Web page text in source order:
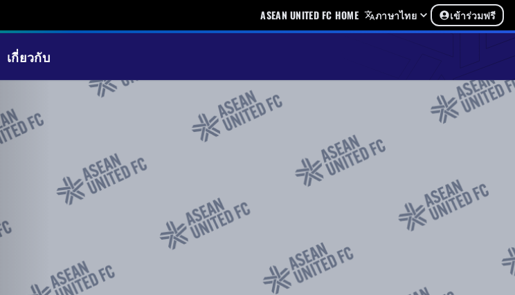
ASEAN UNITED FC HOME ภาษาไทย เข้าร่วมฟรี
เกี่ยวกับ